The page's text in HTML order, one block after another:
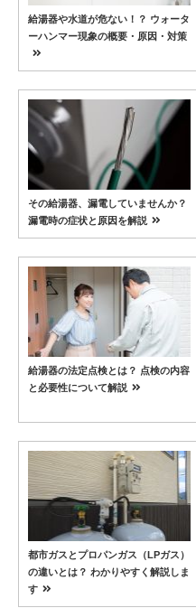
給湯器や水道が危ない！？ ウォータ
ーハンマー現象の概要・原因・対策
その給湯器、漏電していませんか？
漏電時の症状と原因を解説
給湯器の法定点検とは？ 点検の内容
と必要性について解説
都市ガスとプロパンガス（LPガス）
の違いとは？ わかりやすく解説しま
す